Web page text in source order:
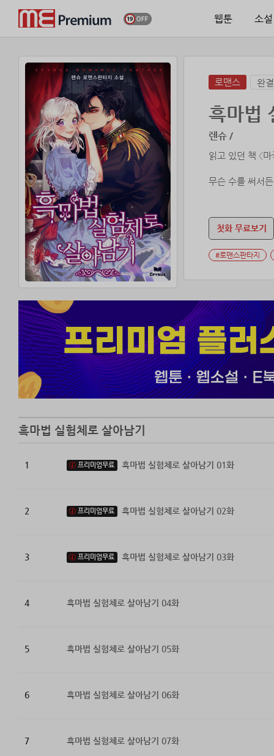
웹툰 소설
로맨스 완결
흑마법
렌슈 /
읽고 있던 책 〈
무슨 수를 써서
원작의 메인 남
그들의 도움을
원작 메인 남주
왜 여주가 아니
첫화 무료보기
#로맨스판타지
흑마법 실험체로 살아남기
1 프리미엄무료 흑마법 실험체로 살아남기 01화
2 프리미엄무료 흑마법 실험체로 살아남기 02화
3 프리미엄무료 흑마법 실험체로 살아남기 03화
4 흑마법 실험체로 살아남기 04화
5 흑마법 실험체로 살아남기 05화
6 흑마법 실험체로 살아남기 06화
7 흑마법 실험체로 살아남기 07화